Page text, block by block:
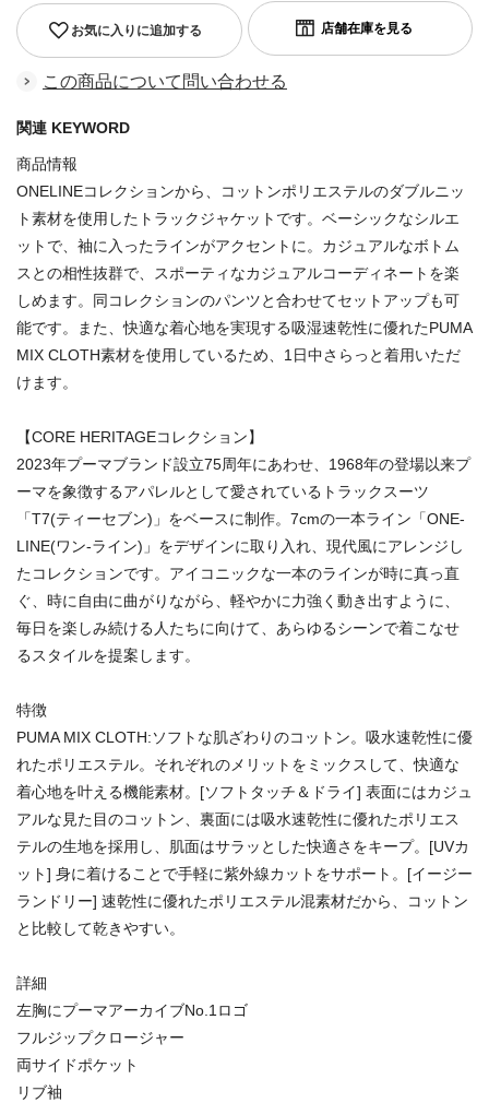
お気に入りに追加する
この商品について問い合わせる
関連 KEYWORD
商品情報
ONELINEコレクションから、コットンポリエステルのダブルニッ
ト素材を使用したトラックジャケットです。ベーシックなシルエ
ットで、袖に入ったラインがアクセントに。カジュアルなボトム
スとの相性抜群で、スポーティなカジュアルコーディネートを楽
しめます。同コレクションのパンツと合わせてセットアップも可
能です。また、快適な着心地を実現する吸湿速乾性に優れたPUMA
MIX CLOTH素材を使用しているため、1日中さらっと着用いただ
けます。
【CORE HERITAGEコレクション】
2023年プーマブランド設立75周年にあわせ、1968年の登場以来プ
ーマを象徴するアパレルとして愛されているトラックスーツ
「T7(ティーセブン)」をベースに制作。7cmの一本ライン「ONE-
LINE(ワン-ライン)」をデザインに取り入れ、現代風にアレンジし
たコレクションです。アイコニックな一本のラインが時に真っ直
ぐ、時に自由に曲がりながら、軽やかに力強く動き出すように、
毎日を楽しみ続ける人たちに向けて、あらゆるシーンで着こなせ
るスタイルを提案します。
特徴
PUMA MIX CLOTH:ソフトな肌ざわりのコットン。吸水速乾性に優
れたポリエステル。それぞれのメリットをミックスして、快適な
着心地を叶える機能素材。[ソフトタッチ＆ドライ] 表面にはカジュ
アルな見た目のコットン、裏面には吸水速乾性に優れたポリエス
テルの生地を採用し、肌面はサラッとした快適さをキープ。[UVカ
ット] 身に着けることで手軽に紫外線カットをサポート。[イージー
ランドリー] 速乾性に優れたポリエステル混素材だから、コットン
と比較して乾きやすい。
詳細
左胸にプーマアーカイブNo.1ロゴ
フルジップクロージャー
両サイドポケット
リブ袖